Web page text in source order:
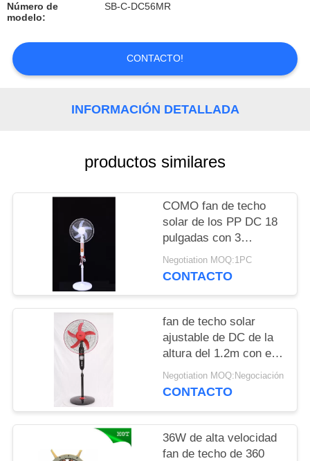
EN
CONTACTO
CON
Número de
modelo:
SB-C-DC56MR
CONTACTO!
INFORMACIÓN DETALLADA
productos similares
COMO fan de techo
solar de los PP DC 18
pulgadas con 3
cuchillas de los PP
Negotiation MOQ:1PC
CONTACTO
fan de techo solar
ajustable de DC de la
altura del 1.2m con el
motor de cobre
Negotiation MOQ:Negociación
CONTACTO
36W de alta velocidad
fan de techo de 360